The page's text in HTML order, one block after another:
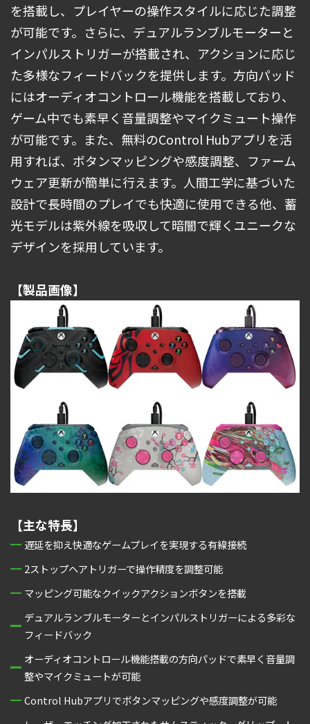
を搭載し、プレイヤーの操作スタイルに応じた調整
が可能です。さらに、デュアルランブルモーターと
インパルストリガーが搭載され、アクションに応じ
た多様なフィードバックを提供します。方向パッド
にはオーディオコントロール機能を搭載しており、
ゲーム中でも素早く音量調整やマイクミュート操作
が可能です。また、無料のControl Hubアプリを活
用すれば、ボタンマッピングや感度調整、ファーム
ウェア更新が簡単に行えます。人間工学に基づいた
設計で長時間のプレイでも快適に使用できる他、蓄
光モデルは紫外線を吸収して暗闇で輝くユニークな
デザインを採用しています。
【製品画像】
【主な特長】
遅延を抑え快適なゲームプレイを実現する有線接続
2ストップヘアトリガーで操作精度を調整可能
マッピング可能なクイックアクションボタンを搭載
デュアルランブルモーターとインパルストリガーによる多彩な
フィードバック
オーディオコントロール機能搭載の方向パッドで素早く音量調
整やマイクミュートが可能
Control Hubアプリでボタンマッピングや感度調整が可能